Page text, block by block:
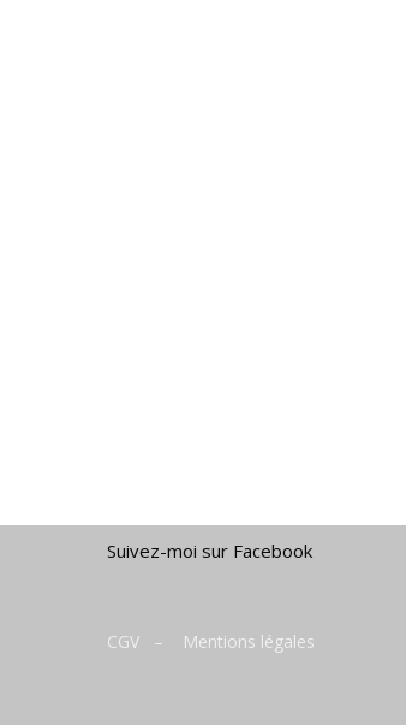
Suivez-moi sur Facebook
CGV – Mentions légales